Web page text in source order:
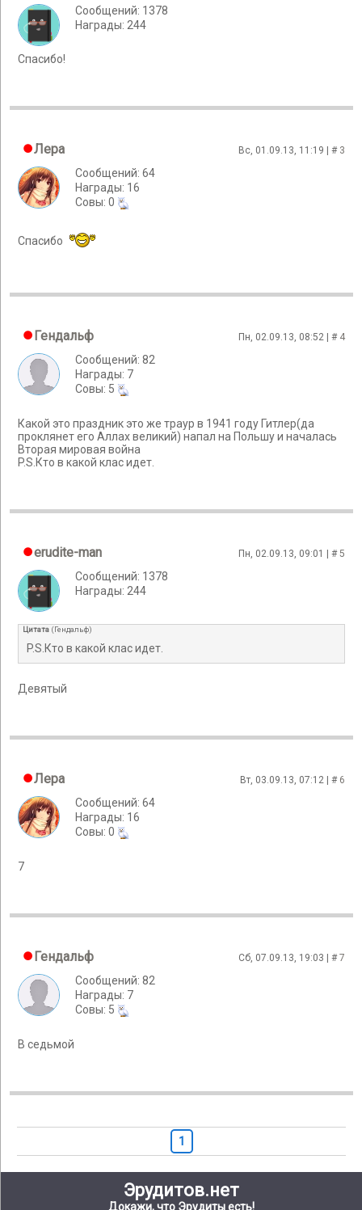
Сообщений: 1378
Награды: 244
Спасибо!
Лера Вс, 01.09.13, 11:19 | # 3
Сообщений: 64
Награды: 16
Cовы: 0
Спасибо
Гендальф Пн, 02.09.13, 08:52 | # 4
Сообщений: 82
Награды: 7
Cовы: 5
Какой это праздник это же траур в 1941 году Гитлер(да
проклянет его Аллах великий) напал на Польшу и началась
Вторая мировая война
P.S.Кто в какой клас идет.
erudite-man Пн, 02.09.13, 09:01 | #5
Сообщений: 1378
Награды: 244
Цитата (Гендальф)
P.S.Кто в какой клас идет.
Девятый
Лера Вт, 03.09.13, 07:12 | # 6
Сообщений: 64
Награды: 16
Cовы: 0
7
Гендальф Сб, 07.09.13, 19:03 | #7
Сообщений: 82
Награды: 7
Cовы: 5
В седьмой
1
Эрудитов.нет
Докажи, что Эрудиты есть!